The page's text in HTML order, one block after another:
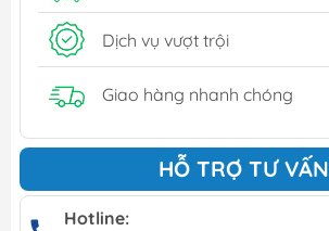
Dịch vụ vượt trội
Giao hàng nhanh chóng
HỖ TRỢ TƯ VẤN
Hotline: